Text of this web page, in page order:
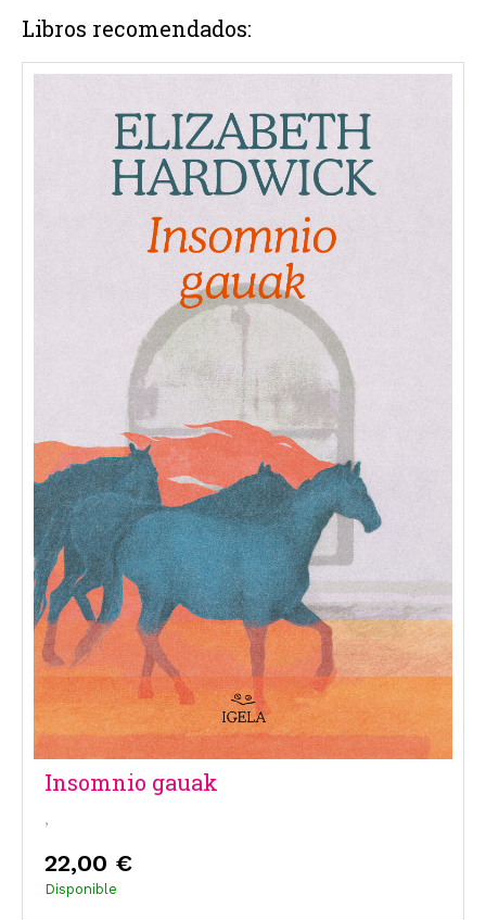
Libros recomendados:
Insomnio gauak
,
22,00 €
Disponible